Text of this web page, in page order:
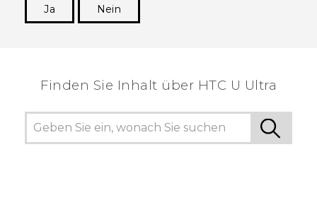
Ja
Nein
Finden Sie Inhalt über‎ HTC U Ultra